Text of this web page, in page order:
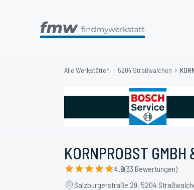
Alle Werkstätten 5204 Straßwalchen
KORNPROBST
4.8(33 Bewertungen)
Salzburgerstraße 29, 5204